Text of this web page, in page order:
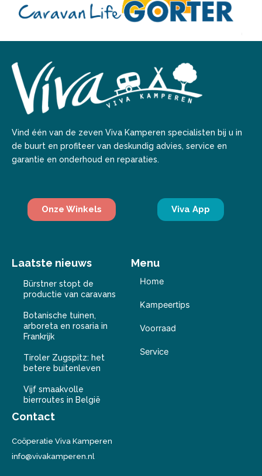
Vind één van de zeven Viva Kamperen specialisten bij u in
de buurt en profiteer van deskundig advies, service en
garantie en onderhoud en reparaties.
Onze Winkels Viva App
Laatste nieuws
Bürstner stopt de
productie van caravans
Botanische tuinen,
arboreta en rosaria in
Frankrijk
Tiroler Zugspitz: het
betere buitenleven
Vijf smaakvolle
bierroutes in België
Menu
Home
Kampeertips
Voorraad
Service
Contact
Coöperatie Viva Kamperen
info@vivakamperen.nl